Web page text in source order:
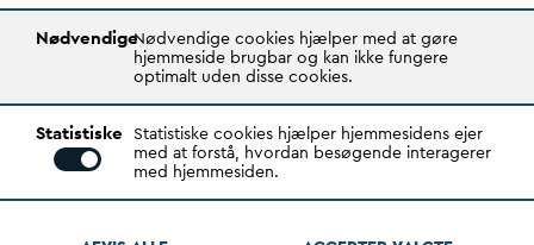
Høringssvar 2009
Her kan du læseDANVAs høringssvar afgivet i 2009.
Høringssvar 2010
NødvendigeNødvendige cookies hjælper med at gøre
hjemmeside brugbar og kan ikke fungere
optimalt uden disse cookies.
Statistiske Statistiske cookies hjælper hjemmesidens ejer
med at forstå, hvordan besøgende interagerer
med hjemmesiden.